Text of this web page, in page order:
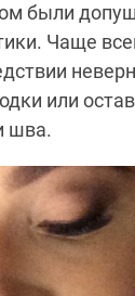
были
Чаще
или
шва.